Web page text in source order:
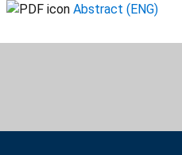
Abstract (ENG)